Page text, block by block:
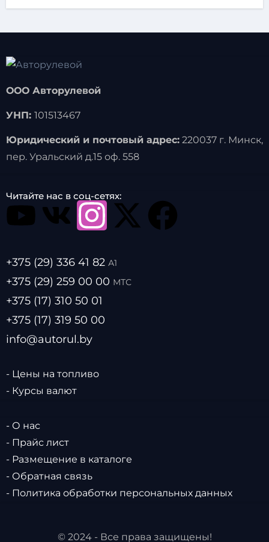
ООО Авторулевой
УНП: 101513467
Юридический и почтовый адрес:220037 г. Минск,
пер. Уральский д.15 оф. 558
Читайте нас в соц-сетях:
+375 (29) 336 41 82 А1
+375 (29) 259 00 00 МТС
+375 (17) 310 50 01
+375 (17) 319 50 00
info@autorul.by
- Цены на топливо
- Курсы валют
- О нас
- Прайс лист
- Размещение в каталоге
- Обратная связь
- Политика обработки персональных данных
© 2024 - Все права защищены!